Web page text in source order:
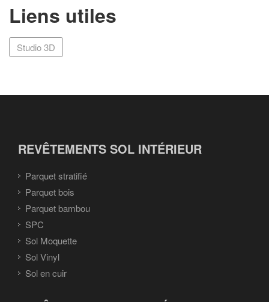
Liens utiles
Studio 3D
REVÊTEMENTS SOL INTÉRIEUR
Parquet stratifié
Parquet bois
Parquet bambou
SPC
Sol Moquette
Sol Vinyl
Sol en cuir